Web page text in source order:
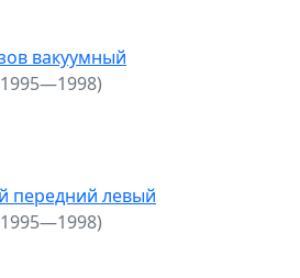
вакуумный
передний левый